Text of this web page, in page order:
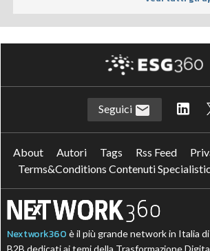
Seguici
About Autori Tags Rss Feed
Terms&Conditions Contenuti
Nextwork360 è il più grande network in Italia
B2B dedicati ai temi della Trasformazione